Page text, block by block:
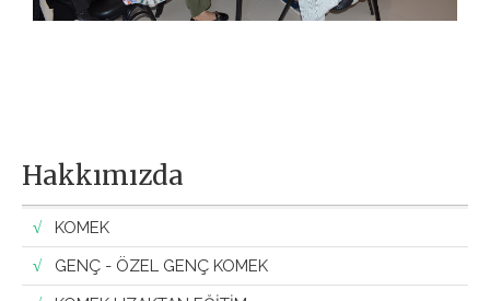
ASEM
06-08-2026 / 13:29
BAŞKAN ALTAY, GENÇ KOMEK AKIL ZEKÂ
HEYECANINI PAYLAŞTI